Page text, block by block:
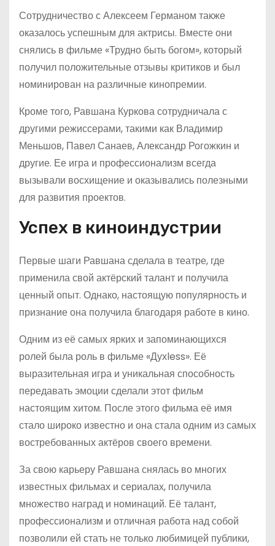
Сотрудничество с Алексеем Германом также
оказалось успешным для актрисы. Вместе они
снялись в фильме «Трудно быть богом», который
получил положительные отзывы критиков и был
номинирован на различные кинопремии.
Кроме того, Равшана Куркова сотрудничала с
другими режиссерами, такими как Владимир
Меньшов, Павел Санаев, Александр Рогожкин и
другие. Ее игра и профессионализм всегда
вызывали восхищение и оказывались полезными
для развития проектов.
Успех в киноиндустрии
Первые шаги Равшана сделала в театре, где
применила свой актёрский талант и получила
ценный опыт. Однако, настоящую популярность и
признание она получила благодаря работе в кино.
Одним из её самых ярких и запоминающихся
ролей была роль в фильме «Духless». Её
выразительная игра и уникальная способность
передавать эмоции сделали этот фильм
настоящим хитом. После этого фильма её имя
стало широко известно и она стала одним из самых
востребованных актёров своего времени.
За свою карьеру Равшана снялась во многих
известных фильмах и сериалах, получила
множество наград и номинаций. Её талант,
профессионализм и отличная работа над собой
позволили ей стать не только любимицей публики,